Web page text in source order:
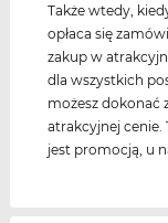
Także wtedy,
opłaca się
zakup w
dla wszystkich
możesz dokonać
atrakcyjnej cenie.
jest promocją, u